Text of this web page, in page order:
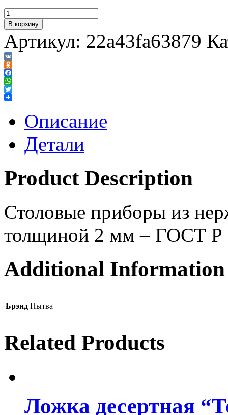
В корзину
Артикул: 22a43fa63879
VK
Odnoklassniki
Facebook
WhatsApp
Twitter
Описание
Детали
Product Description
Столовые приборы из
толщиной 2 мм – ГОСТ Р
Additional Information
Брэнд Нытва
Related Products
Ложка десертная